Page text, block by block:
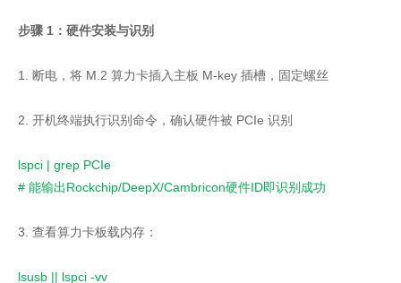
步骤 1：硬件安装与识别
1. 断电，将 M.2 算力卡插入主板 M-key 插槽，固定螺丝
2. 开机终端执行识别命令，确认硬件被 PCIe 识别
lspci | grep PCIe
# 能输出Rockchip/DeepX/Cambricon硬件ID即识别成功
3. 查看算力卡板载内存：
lsusb || lspci -vv